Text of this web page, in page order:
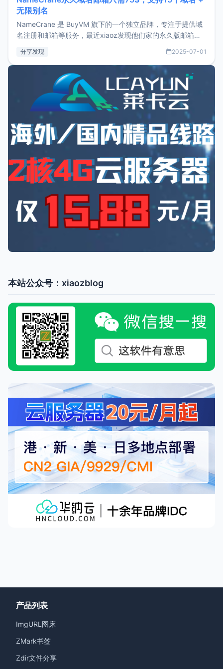
无限别名
NameCrane 是 BuyVM 旗下的一个独立品牌，专注于提供域
名注册和邮箱等服务，最近xiaoz发现他们家的永久版邮箱服
又实惠的域名邮箱，不妨尝试一下 NameCrane。注册
NameCraneNameCrane不支持直接注册，必须要购买
分享发现 2025-07-01
本站公众号：xiaozblog
产品列表
ImgURL图床
ZMark书签
Zdir文件分享